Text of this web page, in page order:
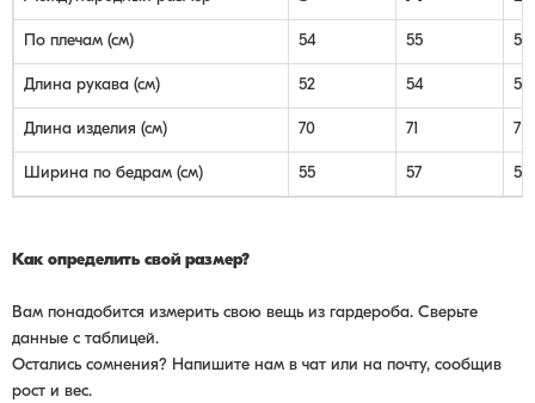
По плечам (см) 54 55 56
Длина рукава (см) 52 54 54
Длина изделия (см) 70 71 71
Ширина по бедрам (см) 55 57 58
Как определить свой размер?
Вам понадобится измерить свою вещь из гардероба. Сверьте
данные с таблицей.
Остались сомнения? Напишите нам в чат или на почту, сообщив
рост и вес.